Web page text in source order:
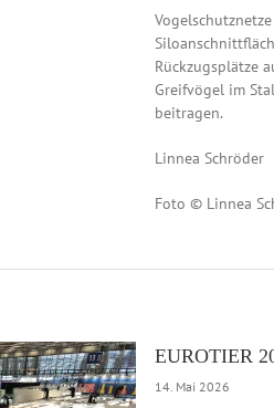
Rückzugsplätze
Greifvögel im
beitragen.
Linnea Schröder
Foto © Linnea
EUROTIER
14. Mai 2026